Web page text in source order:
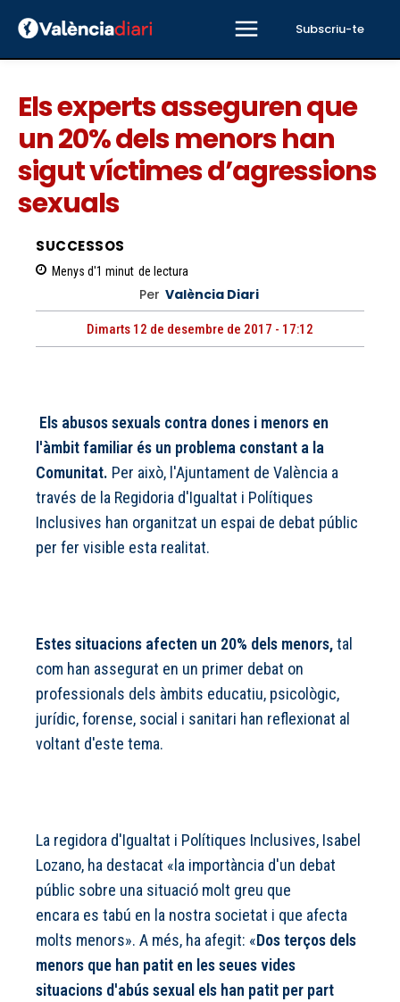
Subscriu-te
Els experts asseguren que
un 20% dels menors han
sigut víctimes d’agressions
sexuals
SUCCESSOS
Menys d'1 minut de lectura
Per València Diari
Dimarts 12 de desembre de 2017 - 17:12
Els abusos sexuals contra dones i menors en
l'àmbit familiar és un problema constant a la
Comunitat. Per això, l'Ajuntament de València a
través de la Regidoria d'Igualtat i Polítiques
Inclusives han organitzat un espai de debat públic
per fer visible esta realitat.
Estes situacions afecten un 20% dels menors,tal
com han assegurat en un primer debat on
professionals dels àmbits educatiu, psicològic,
jurídic, forense, social i sanitari han reflexionat al
voltant d'este tema.
La regidora d'Igualtat i Polítiques Inclusives, Isabel
Lozano, ha destacat «la importància d'un debat
públic sobre una situació molt greu que
encara es tabú en la nostra societat i que afecta
molts menors». A més, ha afegit: «Dos terços dels
menors que han patit en les seues vides
situacions d'abús sexual els han patit per part